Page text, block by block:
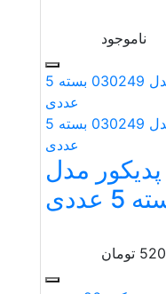
ناموجود
مدل
تومان